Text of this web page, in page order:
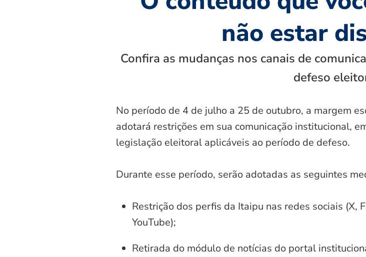
não estar
Confira as mudanças nos canais de
defeso
No período de 4 de julho a 25 de outubro, a margem
adotará restrições em sua comunicação institucional,
legislação eleitoral aplicáveis ao período de defeso.
Durante esse período, serão adotadas as seguintes
Restrição dos perfis da Itaipu nas redes sociais (X,
YouTube);
Retirada do módulo de notícias do portal